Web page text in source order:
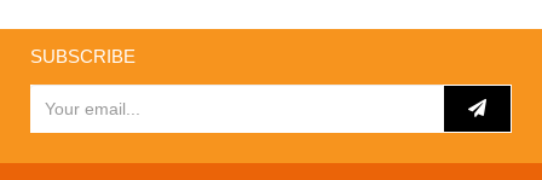
SUBSCRIBE